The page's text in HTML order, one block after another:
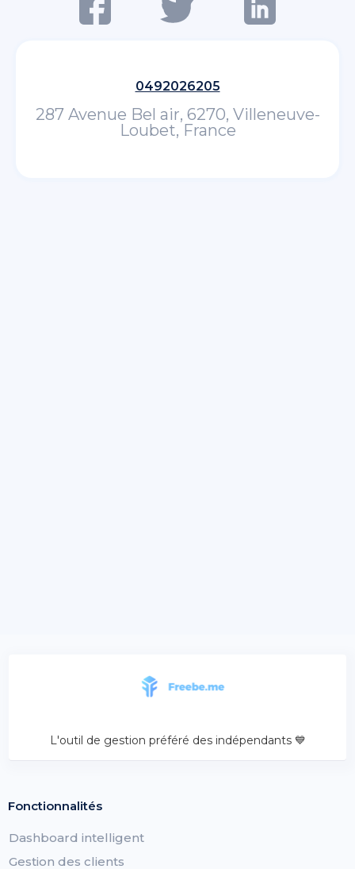
0492026205
287 Avenue Bel air, 6270, Villeneuve-
Loubet, France
L'outil de gestion préféré des indépendants 💙
Fonctionnalités
Dashboard intelligent
Gestion des clients